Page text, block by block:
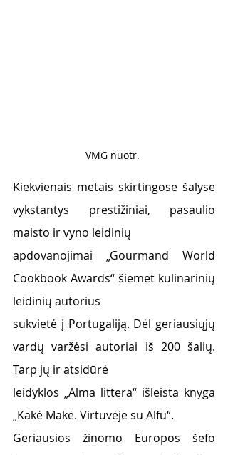
VMG nuotr.
Kiekvienais metais skirtingose šalyse
vykstantys prestižiniai, pasaulio
maisto ir vyno leidinių
apdovanojimai „Gourmand World
Cookbook Awards“ šiemet kulinarinių
leidinių autorius
sukvietė į Portugaliją. Dėl geriausiųjų
vardų varžėsi autoriai iš 200 šalių.
Tarp jų ir atsidūrė
leidyklos „Alma littera“ išleista knyga
„Kakė Makė. Virtuvėje su Alfu“.
Geriausios žinomo Europos šefo